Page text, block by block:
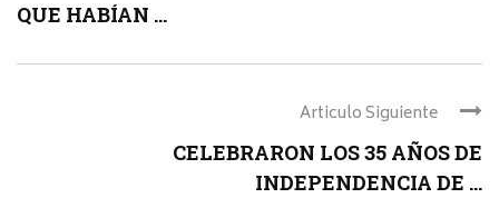
QUE HABÍAN ...
Articulo Siguiente
CELEBRARON LOS 35 AÑOS DE
INDEPENDENCIA DE ...